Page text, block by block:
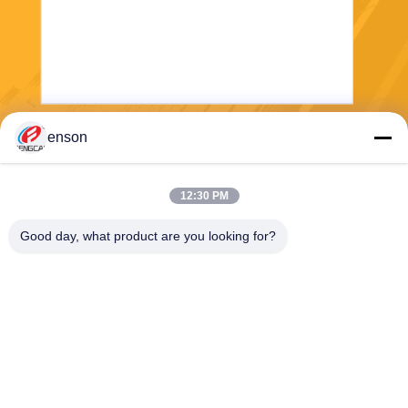
enson
12:30 PM
Good day, what product are you looking for?